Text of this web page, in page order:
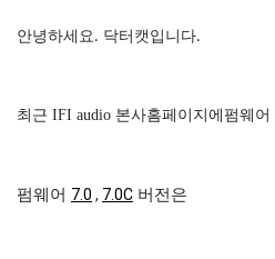
안녕하세요. 닥터캣입니다.
최근 IFI audio 본사홈페이지에 펌웨어
펌웨어 7.0 , 7.0C 버전은